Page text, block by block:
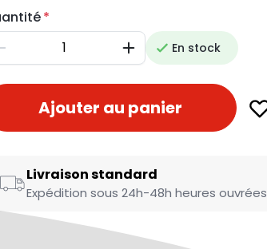
AugmenterEn stock
Ajouter au panier
Livraison standard
Expédition sous 24h-48h heures ouvrées